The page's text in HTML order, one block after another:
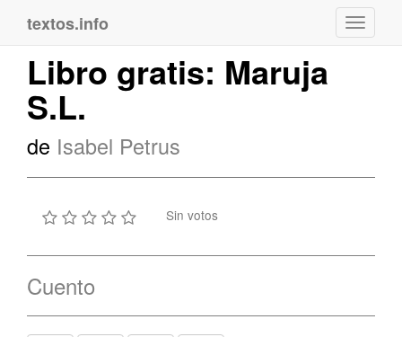
textos.info
Libro gratis: Maruja
S.L.
de Isabel Petrus
Sin votos
Cuento